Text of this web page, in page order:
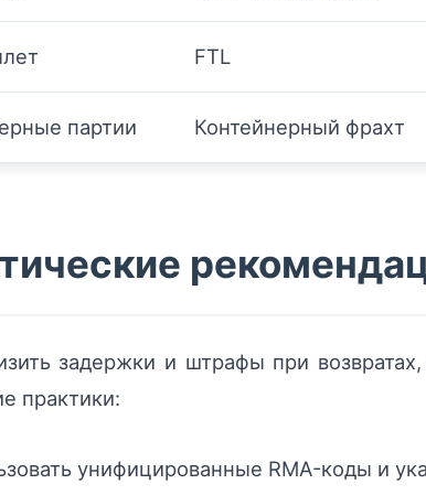
FTL
партии Контейнерный фрахт
задержки и штрафы при
практики:
унифицированные RMA-коды и